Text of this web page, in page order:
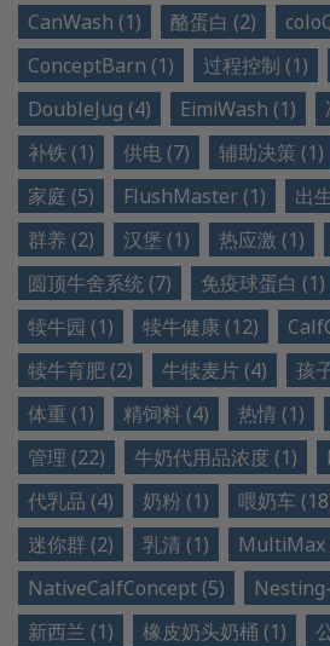
CanWash (1)
酪蛋白 (2)
ConceptBarn (1)
过程控制 (1)
DoubleJug (4)
EimiWash (1)
补铁 (1)
供电 (7) 辅助决策 (1)
家庭 (5)
FlushMaster (1) 出
群养 (2)
汉堡 (1) 热应激 (1)
圆顶牛舍系统 (7)
免疫球蛋白 (1)
犊牛园 (1)
犊牛健康 (12)
犊牛育肥 (2)
牛犊麦片 (4) 孩
体重 (1)
精饲料 (4) 热情 (1)
管理 (22)
牛奶代用品浓度 (1)
代乳品 (4)
奶粉 (1) 喂奶车
迷你群 (2)
乳清 (1)
MultiMax
NativeCalfConcept (5)
新西兰 (1)
橡皮奶头奶桶 (1)